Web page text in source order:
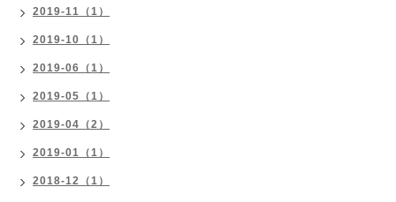
2019-11（1）
2019-10（1）
2019-06（1）
2019-05（1）
2019-04（2）
2019-01（1）
2018-12（1）